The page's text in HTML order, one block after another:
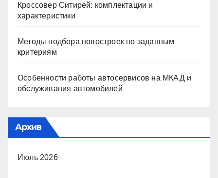
Кроссовер Ситирей: комплектации и
характеристики
Методы подбора новостроек по заданным
критериям
Особенности работы автосервисов на МКАД и
обслуживания автомобилей
Архив
Июль 2026